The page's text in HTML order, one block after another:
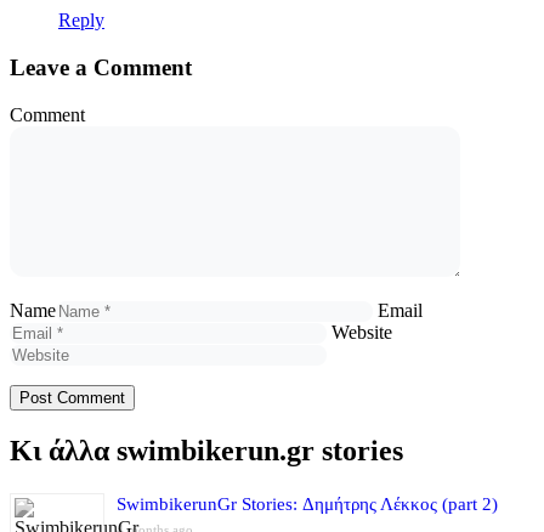
Reply
Leave a Comment
Comment
Name
Email
Website
Κι άλλα swimbikerun.gr stories
SwimbikerunGr Stories: Δημήτρης Λέκκος (part 2)